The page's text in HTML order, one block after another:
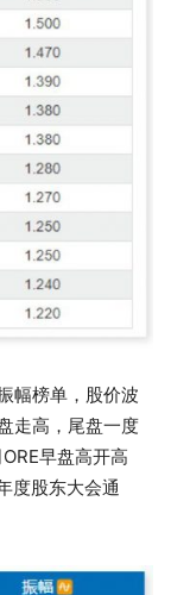
幅榜单，股价波
走高，尾盘一度
早盘高开高
度股东大会通